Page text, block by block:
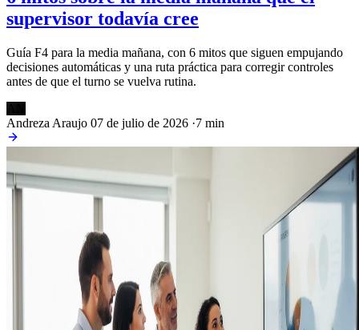
supervisor todavía cree
Guía F4 para la media mañana, con 6 mitos que siguen empujando
decisiones automáticas y una ruta práctica para corregir controles
antes de que el turno se vuelva rutina.
Andreza Araujo 07 de julio de 2026 ·7 min